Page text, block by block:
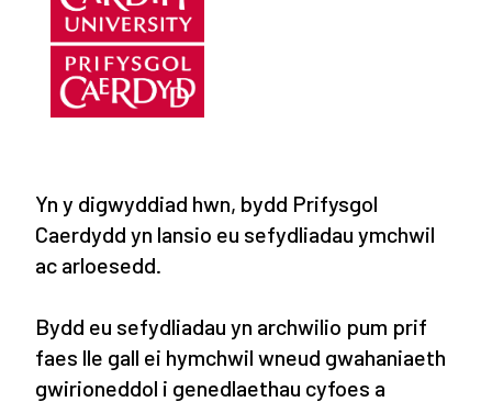
Yn y digwyddiad hwn, bydd Prifysgol
Caerdydd yn lansio eu sefydliadau ymchwil
ac arloesedd.
Bydd eu sefydliadau yn archwilio pum prif
faes lle gall ei hymchwil wneud gwahaniaeth
gwirioneddol i genedlaethau cyfoes a